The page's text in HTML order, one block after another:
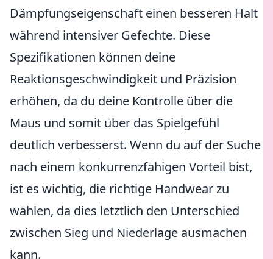
Dämpfungseigenschaft einen besseren Halt
während intensiver Gefechte. Diese
Spezifikationen können deine
Reaktionsgeschwindigkeit und Präzision
erhöhen, da du deine Kontrolle über die
Maus und somit über das Spielgefühl
deutlich verbesserst. Wenn du auf der Suche
nach einem konkurrenzfähigen Vorteil bist,
ist es wichtig, die richtige Handwear zu
wählen, da dies letztlich den Unterschied
zwischen Sieg und Niederlage ausmachen
kann.